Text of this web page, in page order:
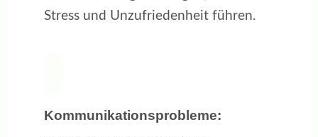
Stress und Unzufriedenheit führen.
Kommunikationsprobleme: